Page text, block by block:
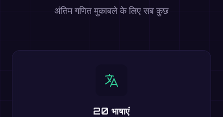
अंतिम गणित मुकाबले के लिए सब कुछ
20 भाषाएं